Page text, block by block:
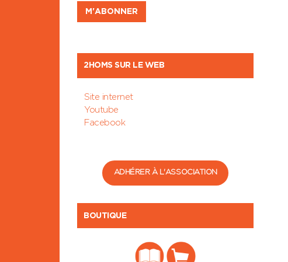
2HOMS SUR LE WEB
Site internet
Youtube
Facebook
ADHÉRER À L'ASSOCIATION
BOUTIQUE